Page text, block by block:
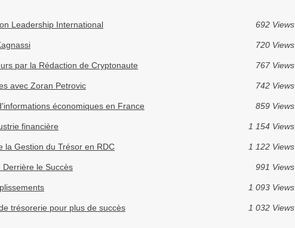
Leadership International 692 Views
720 Views
par la Rédaction de Cryptonaute 767 Views
avec Zoran Petrovic 742 Views
économiques en France 859 Views
financière 1 154 Views
la Gestion du Trésor en RDC 1 122 Views
Derrière le Succès 991 Views
1 093 Views
trésorerie pour plus de succès 1 032 Views